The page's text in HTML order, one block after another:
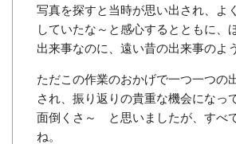
写真を探すと当時が思い出され、よ
していたな～と感心するとともに、
出来事なのに、遠い昔の出来事のよ
ただこの作業のおかげで一つ一つの
され、振り返りの貴重な機会になっ
面倒くさ～ と思いましたが、すべ
ね。